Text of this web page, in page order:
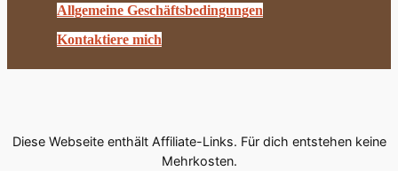
Allgemeine Geschäftsbedingungen
Kontaktiere mich
Diese Webseite enthält Affiliate-Links. Für dich entstehen keine
Mehrkosten.